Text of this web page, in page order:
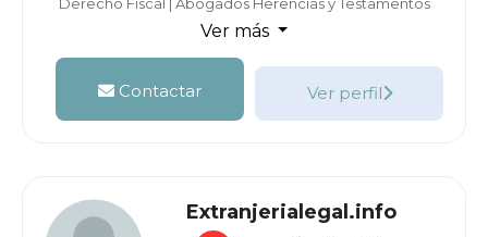
Ver más
Contactar Ver perfil
Extranjerialegal.info